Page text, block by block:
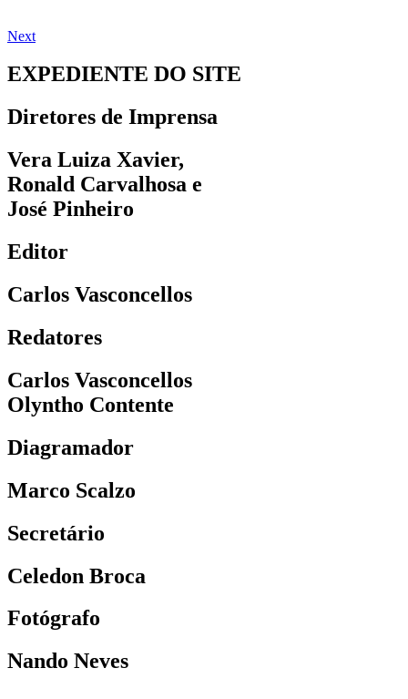
Next
EXPEDIENTE DO SITE
Diretores de Imprensa
Vera Luiza Xavier,
Ronald Carvalhosa e
José Pinheiro
Editor
Carlos Vasconcellos
Redatores
Carlos Vasconcellos
Olyntho Contente
Diagramador
Marco Scalzo
Secretário
Celedon Broca
Fotógrafo
Nando Neves